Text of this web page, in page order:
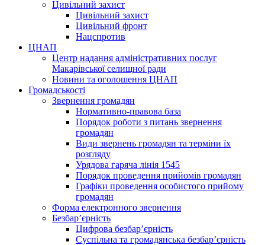
Цивільний захист
Цивільний захист
Цивільний фронт
Нацспротив
ЦНАП
Центр надання адміністративних послуг
Макарівської селищної ради
Новини та оголошення ЦНАП
Громадськості
Звернення громадян
Нормативно-правова база
Порядок роботи з питань звернення
громадян
Види звернень громадян та терміни їх
розгляду
Урядова гаряча лінія 1545
Порядок проведення прийомів громадян
Графіки проведення особистого прийому
громадян
Форма електронного звернення
Безбар’єрність
Цифрова безбар’єрність
Суспільна та громадянська безбар’єрність